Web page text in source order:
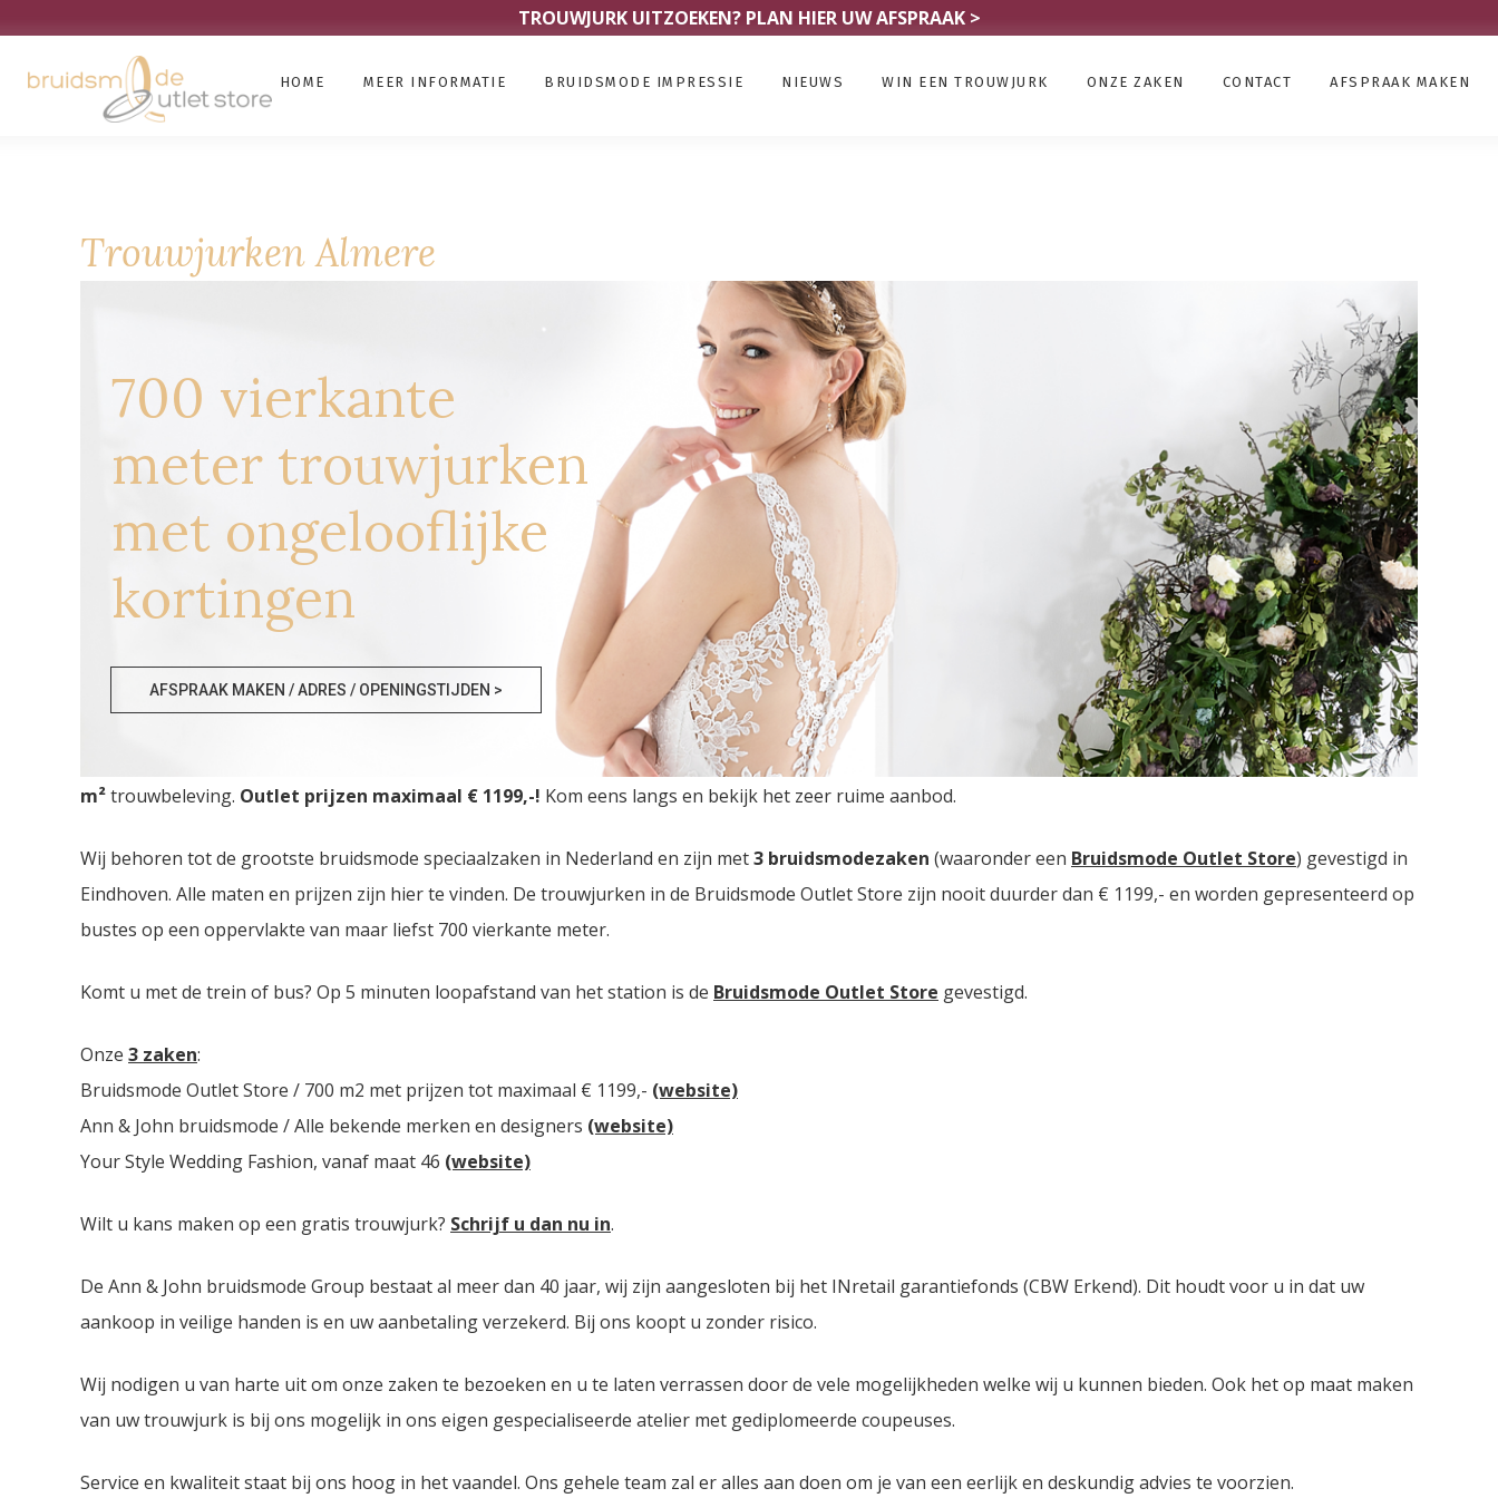
TROUWJURK UITZOEKEN? PLAN HIER UW AFSPRAAK >
HOME MEER INFORMATIE BRUIDSMODE IMPRESSIE NIEUWS WIN EEN TROUWJURK ONZE ZAKEN CONTACT AFSPRAAK MAKEN
Trouwjurken Almere
700 vierkante
meter trouwjurken
met ongelooflijke
kortingen
AFSPRAAK MAKEN / ADRES / OPENINGSTIJDEN >
Trouwjurken Almere
grootste Trouwjurken Outlet Storevan Nederland vindt u in Eindhoven. Drie bruidsmodezaken met in totaal meer dan2000
m²trouwbeleving. Outlet prijzen maximaal € 1199,-! Kom eens langs en bekijk het zeer ruime aanbod.
Wij behoren tot de grootste bruidsmode speciaalzaken in Nederland en zijn met3 bruidsmodezaken (waaronder een Bruidsmode Outlet Store) gevestigd in
Eindhoven. Alle maten en prijzen zijn hier te vinden. De trouwjurken in de Bruidsmode Outlet Store zijn nooit duurder dan € 1199,- en worden gepresenteerd op
bustes op een oppervlakte van maar liefst 700 vierkante meter.
Komt u met de trein of bus? Op 5 minuten loopafstand van het station is de Bruidsmode Outlet Store gevestigd.
Onze 3 zaken:
Bruidsmode Outlet Store / 700 m2 met prijzen tot maximaal € 1199,- (website)
Ann & John bruidsmode / Alle bekende merken en designers (website)
Your Style Wedding Fashion, vanaf maat 46 (website)
Wilt u kans maken op een gratis trouwjurk? Schrijf u dan nu in.
De Ann & John bruidsmode Group bestaat al meer dan 40 jaar, wij zijn aangesloten bij het INretail garantiefonds (CBW Erkend). Dit houdt voor u in dat uw
aankoop in veilige handen is en uw aanbetaling verzekerd. Bij ons koopt u zonder risico.
Wij nodigen u van harte uit om onze zaken te bezoeken en u te laten verrassen door de vele mogelijkheden welke wij u kunnen bieden. Ook het op maat maken
van uw trouwjurk is bij ons mogelijk in ons eigen gespecialiseerde atelier met gediplomeerde coupeuses.
Service en kwaliteit staat bij ons hoog in het vaandel. Ons gehele team zal er alles aan doen om je van een eerlijk en deskundig advies te voorzien.